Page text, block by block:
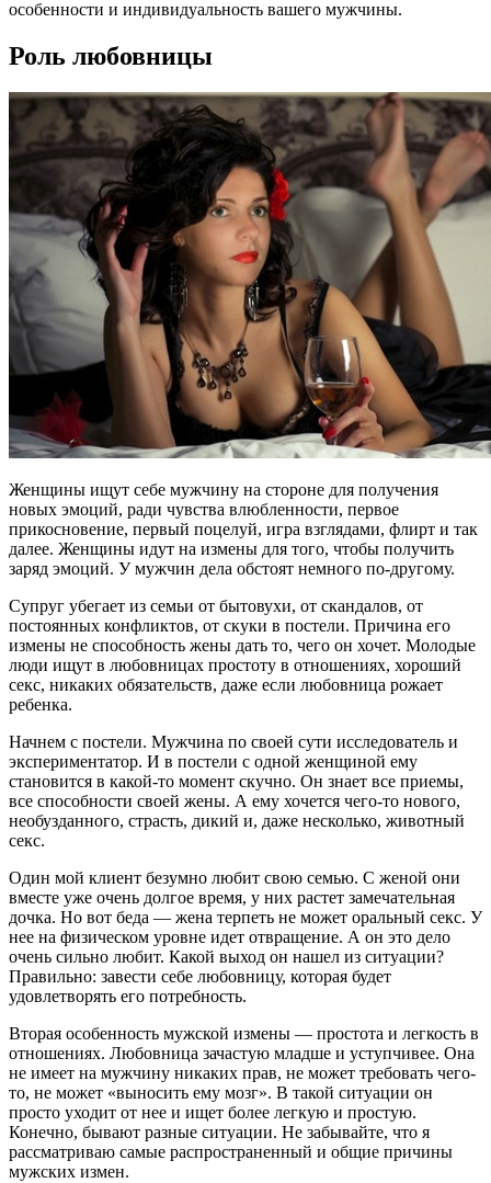
особенности и индивидуальность вашего мужчины.
Роль любовницы
Женщины ищут себе мужчину на стороне для получения
новых эмоций, ради чувства влюбленности, первое
прикосновение, первый поцелуй, игра взглядами, флирт и так
далее. Женщины идут на измены для того, чтобы получить
заряд эмоций. У мужчин дела обстоят немного по-другому.
Супруг убегает из семьи от бытовухи, от скандалов, от
постоянных конфликтов, от скуки в постели. Причина его
измены не способность жены дать то, чего он хочет. Молодые
люди ищут в любовницах простоту в отношениях, хороший
секс, никаких обязательств, даже если любовница рожает
ребенка.
Начнем с постели. Мужчина по своей сути исследователь и
экспериментатор. И в постели с одной женщиной ему
становится в какой-то момент скучно. Он знает все приемы,
все способности своей жены. А ему хочется чего-то нового,
необузданного, страсть, дикий и, даже несколько, животный
секс.
Один мой клиент безумно любит свою семью. С женой они
вместе уже очень долгое время, у них растет замечательная
дочка. Но вот беда — жена терпеть не может оральный секс. У
нее на физическом уровне идет отвращение. А он это дело
очень сильно любит. Какой выход он нашел из ситуации?
Правильно: завести себе любовницу, которая будет
удовлетворять его потребность.
Вторая особенность мужской измены — простота и легкость в
отношениях. Любовница зачастую младше и уступчивее. Она
не имеет на мужчину никаких прав, не может требовать чего-
то, не может «выносить ему мозг». В такой ситуации он
просто уходит от нее и ищет более легкую и простую.
Конечно, бывают разные ситуации. Не забывайте, что я
рассматриваю самые распространенный и общие причины
мужских измен.